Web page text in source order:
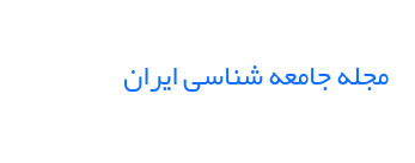
مجله جامعه شناسی ایران